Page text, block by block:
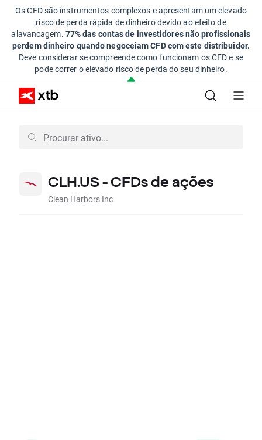
Os CFD são instrumentos complexos e apresentam um elevado
risco de perda rápida de dinheiro devido ao efeito de
alavancagem. 77% das contas de investidores não profissionais
perdem dinheiro quando negoceiam CFD com este distribuidor.
Deve considerar se compreende como funcionam os CFD e se
pode correr o elevado risco de perda do seu dinheiro.
CLH.US - CFDs de ações
Clean Harbors Inc